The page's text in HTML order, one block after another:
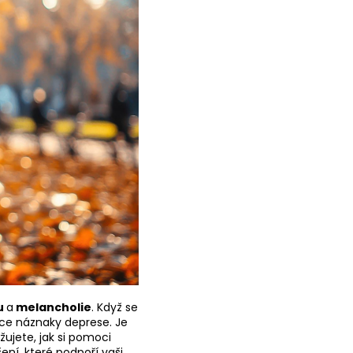
a melancholie. Když se
náznaky deprese. Je
jak si pomoci